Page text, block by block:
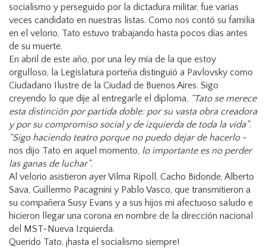
socialismo y perseguido por la dictadura militar, fue varias
veces candidato en nuestras listas. Como nos contó su familia
en el velorio, Tato estuvo trabajando hasta pocos días antes
de su muerte.
En abril de este año, por una ley mía de la que estoy
orgulloso, la Legislatura porteña distinguió a Pavlovsky como
Ciudadano Ilustre de la Ciudad de Buenos Aires. Sigo
creyendo lo que dije al entregarle el diploma, “Tato se merece
esta distinción por partida doble: por su vasta obra creadora
y por su compromiso social y de izquierda de toda la vida”.
“Sigo haciendo teatro porque no puedo dejar de hacerlo-
nos dijo Tato en aquel momento, lo importante es no perder
las ganas de luchar”.
Al velorio asistieron ayer Vilma Ripoll, Cacho Bidonde, Alberto
Sava, Guillermo Pacagnini y Pablo Vasco, que transmitieron a
su compañera Susy Evans y a sus hijos mi afectuoso saludo e
hicieron llegar una corona en nombre de la dirección nacional
del MST-Nueva Izquierda.
Querido Tato, ¡hasta el socialismo siempre!